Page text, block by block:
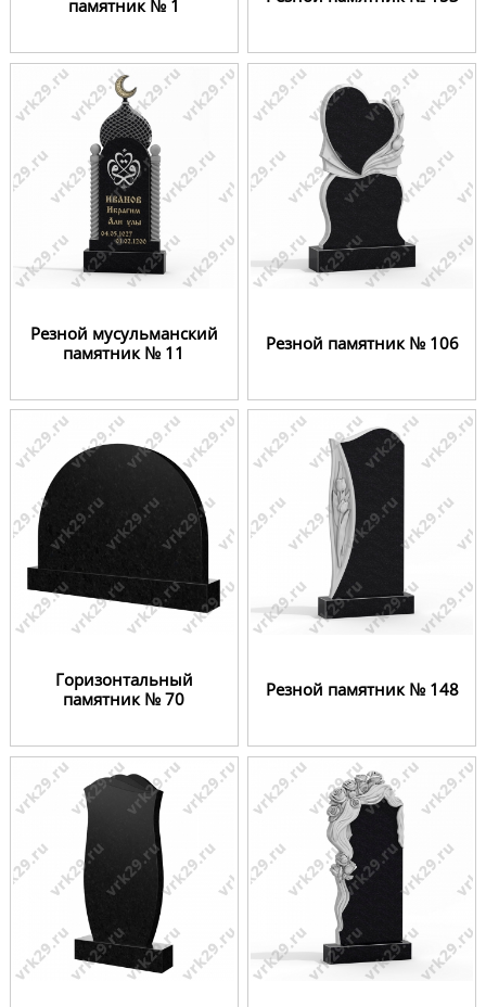
памятник № 1
Резной мусульманский
памятник № 11
Резной памятник № 106
Горизонтальный
памятник № 70
Резной памятник № 148